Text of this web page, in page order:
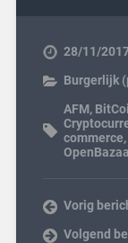
28/11/
Burgerlijk
AFM,
commerce,
Vorig
Volgend